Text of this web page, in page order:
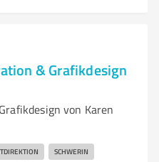
& Grafikdesign
von Karen
SCHWERIN